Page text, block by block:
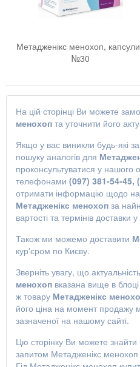
Метадженікс менохоп,
№30
На цій сторінці Ви можете
менохоп та уточнити його
Якщо у вас виникли будь-які
пошуку аналогів для
проконсультуватися у нашого
телефонами (097) 381-54-45,
отримати інформацію щодо
Метадженікс менохоп за
вартості та термінів доставки
Також ми можемо доставити
кур'єром по Києву.
Зверніть увагу, що
менохоп вказана вище в
ж товару Метадженікс
його ціна на момент продажу
зазначеної на нашому сайті.
Цю сторінку Ви можете
запитом Метадженікс менохоп